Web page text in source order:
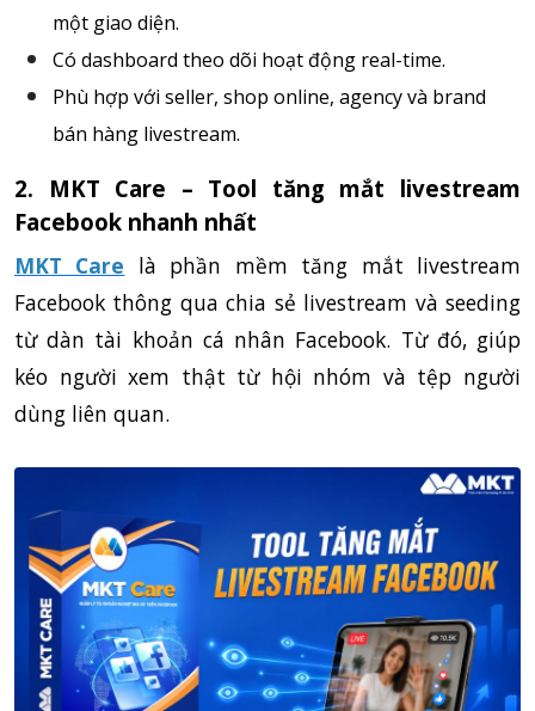
một giao diện.
Có dashboard theo dõi hoạt động real-time.
Phù hợp với seller, shop online, agency và brand
bán hàng livestream.
2. MKT Care – Tool tăng mắt livestream
Facebook nhanh nhất
MKT Care là phần mềm tăng mắt livestream
Facebook thông qua chia sẻ livestream và seeding
từ dàn tài khoản cá nhân Facebook. Từ đó, giúp
kéo người xem thật từ hội nhóm và tệp người
dùng liên quan.